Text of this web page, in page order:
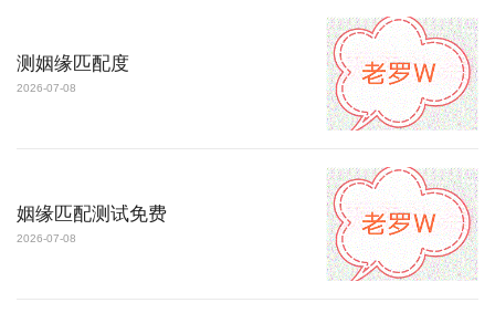
测姻缘匹配度
2026-07-08
姻缘匹配测试免费
2026-07-08